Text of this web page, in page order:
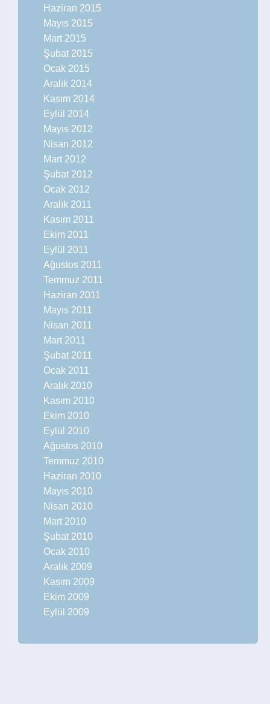
Haziran 2015
Mayıs 2015
Mart 2015
Şubat 2015
Ocak 2015
Aralık 2014
Kasım 2014
Eylül 2014
Mayıs 2012
Nisan 2012
Mart 2012
Şubat 2012
Ocak 2012
Aralık 2011
Kasım 2011
Ekim 2011
Eylül 2011
Ağustos 2011
Temmuz 2011
Haziran 2011
Mayıs 2011
Nisan 2011
Mart 2011
Şubat 2011
Ocak 2011
Aralık 2010
Kasım 2010
Ekim 2010
Eylül 2010
Ağustos 2010
Temmuz 2010
Haziran 2010
Mayıs 2010
Nisan 2010
Mart 2010
Şubat 2010
Ocak 2010
Aralık 2009
Kasım 2009
Ekim 2009
Eylül 2009